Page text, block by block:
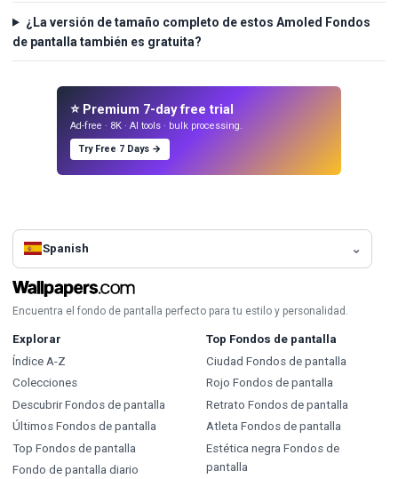
¿La versión de tamaño completo de estos Amoled Fondos
de pantalla también es gratuita?
⭐ Premium 7-day free trial
Ad-free · 8K · AI tools · bulk processing.
Try Free 7 Days →
Spanish
Encuentra el fondo de pantalla perfecto para tu estilo y personalidad.
Explorar
Índice A-Z
Colecciones
Descubrir Fondos de pantalla
Últimos Fondos de pantalla
Top Fondos de pantalla
Fondo de pantalla diario
Top Fondos de pantalla
Ciudad Fondos de pantalla
Rojo Fondos de pantalla
Retrato Fondos de pantalla
Atleta Fondos de pantalla
Estética negra Fondos de
pantalla